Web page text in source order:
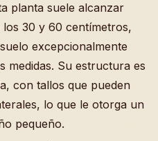
planta suele alcanzar
30 y 60 centímetros,
excepcionalmente
medidas. Su estructura es
con tallos que pueden
lo que le otorga un
pequeño.